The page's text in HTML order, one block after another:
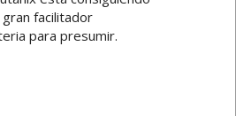
facilitador
para presumir.